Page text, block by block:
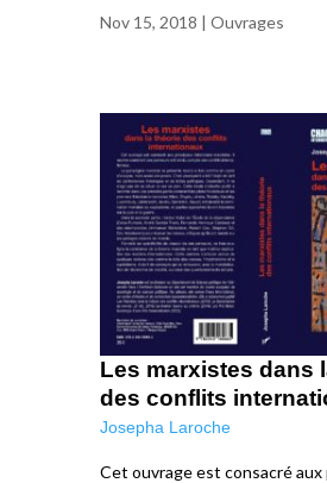
Nov 15, 2018 | Ouvrages
Les marxistes dans
des conflits
Josepha Laroche
Cet ouvrage est consacré aux